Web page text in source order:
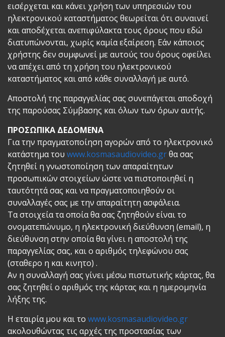
εισέρχεται και κάνει χρήση των υπηρεσιών του
ηλεκτρονικού καταστήματος θεωρείται ότι συναινεί
και αποδέχεται ανεπιφύλακτα τους όρους που εδώ
διατυπώνονται, χωρίς καμία εξαίρεση. Εάν κάποιος
χρήστης δεν συμφωνεί με αυτούς του όρους οφείλει
να απέχει από τη χρήση του ηλεκτρονικού
καταστήματος και από κάθε συναλλαγή με αυτό.
Αποστολή της παραγγελίας σας συνεπάγεται αποδοχή
της παρούσας Σύμβασης και όλων των όρων αυτής.
ΠΡΟΣΩΠΙΚΑ ΔΕΔΟΜΕΝΑ
Για την πραγματοποίηση αγορών από το ηλεκτρονικό
κατάστημα του www.kosmasaudiovideo.grθα σας
ζητηθεί η γνωστοποίηση των απαραίτητων
προσωπικών στοιχείων ώστε να πιστοποιηθεί η
ταυτότητά σας και να πραγματοποιηθούν οι
συναλλαγές σας με την απαραίτητη ασφάλεια.
Τα στοιχεία τα οποία θα σας ζητηθούν είναι το
ονοματεπώνυμο, η ηλεκτρονική διεύθυνση (email), η
διεύθυνση στην οποία θα γίνει η αποστολή της
παραγγελίας σας, και ο αριθμός τηλεφώνου σας
(σταθερο η και κινητο) .
Αν η συναλλαγή σας γίνει μέσω πιστωτικής κάρτας, θα
σας ζητηθεί ο αριθμός της κάρτας και η ημερομηνία
λήξης της.
Η εταιρία μου και το www.kosmasaudiovideo.gr
ακολουθώντας τις αρχές της προστασίας των